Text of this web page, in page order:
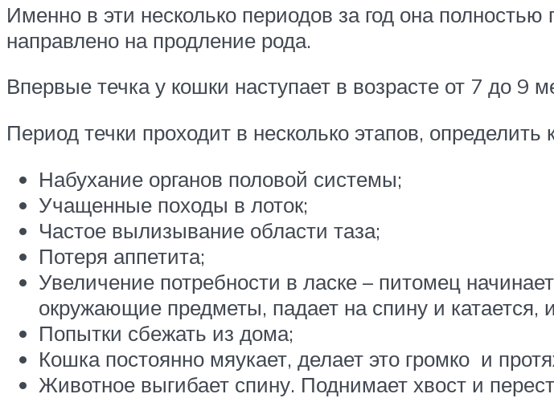
Именно в эти несколько периодов за год она
направлено на продление рода.
Впервые течка у кошки наступает в возрасте от 7 до 9
Период течки проходит в несколько этапов,
Набухание органов половой системы;
Учащенные походы в лоток;
Частое вылизывание области таза;
Потеря аппетита;
Увеличение потребности в ласке – питомец
окружающие предметы, падает на спину и катается,
Попытки сбежать из дома;
Кошка постоянно мяукает, делает это громко и
Животное выгибает спину. Поднимает хвост и